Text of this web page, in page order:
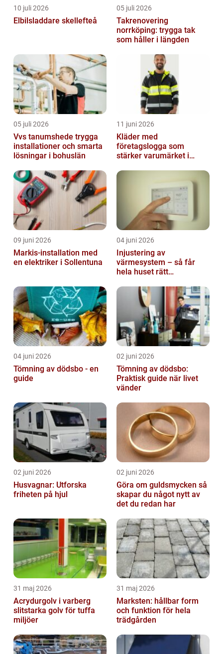
10 juli 2026
Elbilsladdare skellefteå
05 juli 2026
Takrenovering
norrköping: trygga tak
som håller i längden
05 juli 2026
Vvs tanumshede trygga
installationer och smarta
lösningar i bohuslän
11 juni 2026
Kläder med
företagslogga som
stärker varumärket i
09 juni 2026
Markis-installation med
en elektriker i Sollentuna
04 juni 2026
Injustering av
värmesystem – så får
hela huset rätt
04 juni 2026
Tömning av dödsbo - en
guide
02 juni 2026
Tömning av dödsbo:
Praktisk guide när livet
vänder
02 juni 2026
Husvagnar: Utforska
friheten på hjul
02 juni 2026
Göra om guldsmycken så
skapar du något nytt av
det du redan har
31 maj 2026
Acrydurgolv i varberg
slitstarka golv för tuffa
miljöer
31 maj 2026
Marksten: hållbar form
och funktion för hela
trädgården